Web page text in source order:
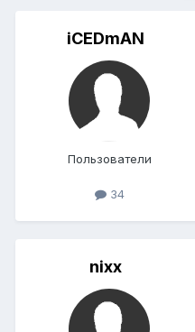
iCEDmAN
Пользователи
34
nixx